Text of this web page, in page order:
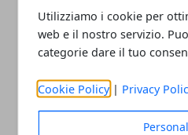
Utilizziamo i cookie per
web e il nostro servizio.
categorie dare il tuo
Cookie Policy | Privacy
08/02/2023